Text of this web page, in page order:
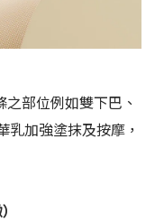
部位例如雙下巴、
加強塗抹及按摩，